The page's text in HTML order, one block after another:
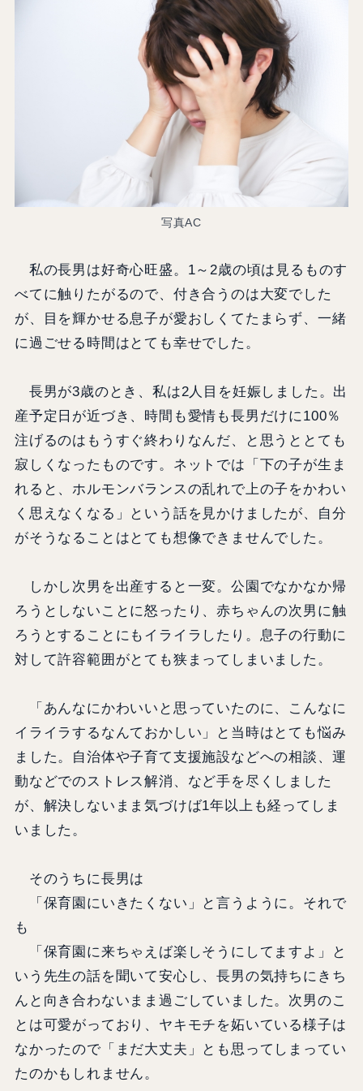
写真AC
私の長男は好奇心旺盛。1～2歳の頃は見るものす
べてに触りたがるので、付き合うのは大変でした
が、目を輝かせる息子が愛おしくてたまらず、一緒
に過ごせる時間はとても幸せでした。
長男が3歳のとき、私は2人目を妊娠しました。出
産予定日が近づき、時間も愛情も長男だけに100％
注げるのはもうすぐ終わりなんだ、と思うととても
寂しくなったものです。ネットでは「下の子が生ま
れると、ホルモンバランスの乱れで上の子をかわい
く思えなくなる」という話を見かけましたが、自分
がそうなることはとても想像できませんでした。
しかし次男を出産すると一変。公園でなかなか帰
ろうとしないことに怒ったり、赤ちゃんの次男に触
ろうとすることにもイライラしたり。息子の行動に
対して許容範囲がとても狭まってしまいました。
「あんなにかわいいと思っていたのに、こんなに
イライラするなんておかしい」と当時はとても悩み
ました。自治体や子育て支援施設などへの相談、運
動などでのストレス解消、など手を尽くしました
が、解決しないまま気づけば1年以上も経ってしま
いました。
そのうちに長男は
「保育園にいきたくない」と言うように。それで
も
「保育園に来ちゃえば楽しそうにしてますよ」と
いう先生の話を聞いて安心し、長男の気持ちにきち
んと向き合わないまま過ごしていました。次男のこ
とは可愛がっており、ヤキモチを妬いている様子は
なかったので「まだ大丈夫」とも思ってしまってい
たのかもしれません。